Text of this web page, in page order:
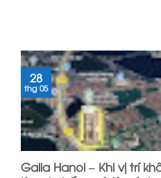
Galia Hanoi – Khi vị trí
28
thg 05